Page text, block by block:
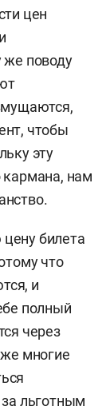
цен
же поводу
чтобы
эту
кармана, нам
билета
что
и
полный
через
многие
льготным